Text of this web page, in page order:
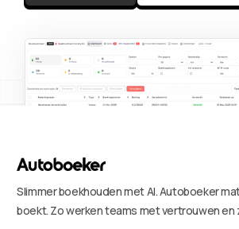
Slimmer boekhouden met AI. Autoboeker
boekt. Zo werken teams met vertrouwen en